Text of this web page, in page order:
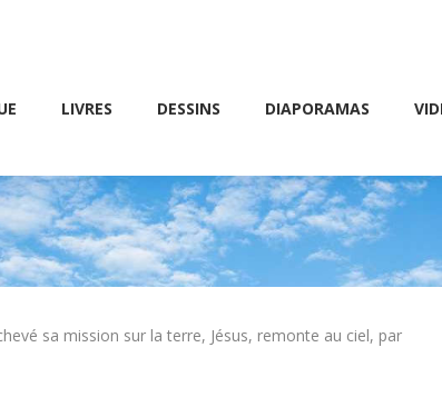
LIVRES DESSINS DIAPORAMAS
sa mission sur la terre, Jésus, remonte au ciel, par